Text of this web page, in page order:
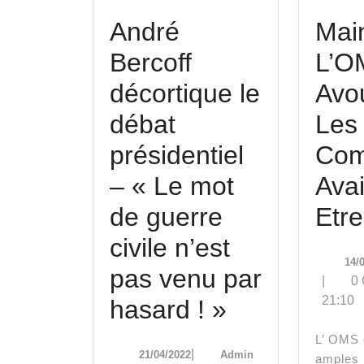
André
Bercoff
décortique le
débat
présidentiel
– « Le mot
de guerre
civile n’est
pas venu par
hasard ! »
21/04/202221/04/2022
Admin
Les
14/
0
21:10
L’ OMS demande de plus
amples